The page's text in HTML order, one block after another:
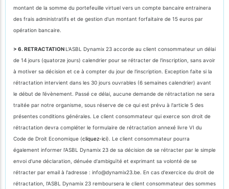
montant de la somme du portefeuille virtuel vers un compte bancaire entrainera
des frais administratifs et de gestion d'un montant forfaitaire de 15 euros par
opération bancaire.
> 6. RETRACTATIONL'ASBL Dynamix 23 accorde au client consommateur un délai
de 14 jours (quatorze jours) calendrier pour se rétracter de l'inscription, sans avoir
à motiver sa décision et ce à compter du jour de l'inscription. Exception faite si la
rétractation intervient dans les 30 jours ouvrables (6 semaines calendrier) avant
le début de l’évènement. Passé ce délai, aucune demande de rétractation ne sera
traitée par notre organisme, sous réserve de ce qui est prévu à l'article 5 des
présentes conditions générales. Le client consommateur qui exerce son droit de
rétractation devra compléter le formulaire de rétractation annexé livre VI du
Code de Droit Economique (cliquez-ici). Le client consommateur pourra
également informer l’ASBL Dynamix 23 de sa décision de se rétracter par le simple
envoi d'une déclaration, dénuée d'ambiguïté et exprimant sa volonté de se
rétracter par email à l'adresse : info@dynamix23.be. En cas d'exercice du droit de
rétractation, l'ASBL Dynamix 23 remboursera le client consommateur des sommes